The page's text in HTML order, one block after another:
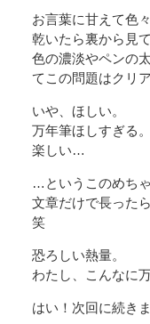
お言葉に甘えて色
乾いたら裏から見
色の濃淡やペンの
てこの問題はクリ
いや、ほしい。
万年筆ほしすぎる。
楽しい…
…というこのめち
文章だけで長った
笑
恐ろしい熱量。
わたし、こんなに
はい！次回に続き